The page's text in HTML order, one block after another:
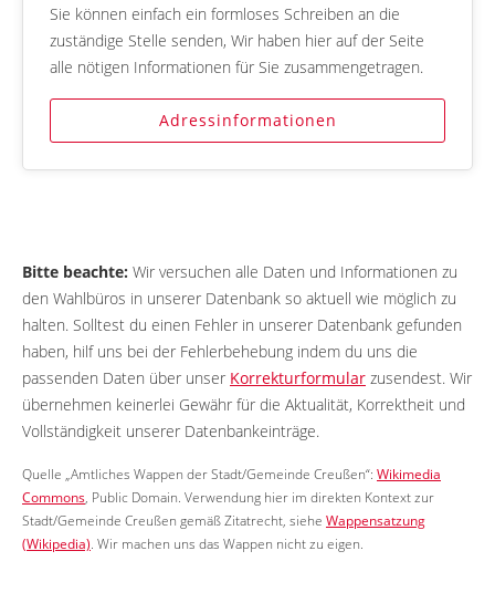
Sie können einfach ein formloses Schreiben an die
zuständige Stelle senden, Wir haben hier auf der Seite
alle nötigen Informationen für Sie zusammengetragen.
Adressinformationen
Bitte beachte: Wir versuchen alle Daten und Informationen zu
den Wahlbüros in unserer Datenbank so aktuell wie möglich zu
halten. Solltest du einen Fehler in unserer Datenbank gefunden
haben, hilf uns bei der Fehlerbehebung indem du uns die
passenden Daten über unser Korrekturformular zusendest. Wir
übernehmen keinerlei Gewähr für die Aktualität, Korrektheit und
Vollständigkeit unserer Datenbankeinträge.
Quelle „Amtliches Wappen der Stadt/Gemeinde Creußen“: Wikimedia
Commons, Public Domain. Verwendung hier im direkten Kontext zur
Stadt/Gemeinde Creußen gemäß Zitatrecht, siehe Wappensatzung
(Wikipedia). Wir machen uns das Wappen nicht zu eigen.